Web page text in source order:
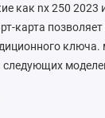
как nx 250
карта
следующих